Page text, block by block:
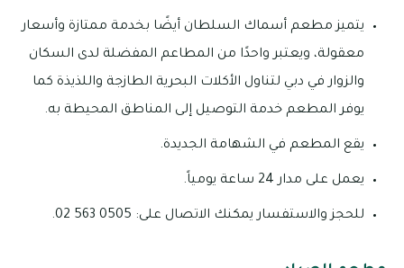
يتميز مطعم أسماك السلطان أيضًا بخدمة ممتازة وأسعار
معقولة، ويعتبر واحدًا من المطاعم المفضلة لدى السكان
والزوار في دبي لتناول الأكلات البحرية الطازجة واللذيذة كما
يوفر المطعم خدمة التوصيل إلى المناطق المحيطة به.
يقع المطعم في الشهامة الجديدة.
يعمل على مدار 24 ساعة يومياً.
للحجز والاستفسار يمكنك الاتصال على: 0505 563 02.